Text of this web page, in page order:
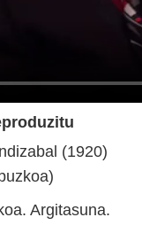
(1920)
Argitasuna.